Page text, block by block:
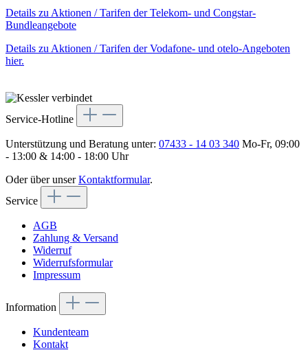
Details zu Aktionen / Tarifen der Telekom- und Congstar-
Bundleangebote
Details zu Aktionen / Tarifen der Vodafone- und otelo-Angeboten
hier.
Service-Hotline
Unterstützung und Beratung unter: 07433 - 14 03 340 Mo-Fr, 09:00
- 13:00 & 14:00 - 18:00 Uhr
Oder über unserKontaktformular.
Service
AGB
Zahlung & Versand
Widerruf
Widerrufsformular
Impressum
Information
Kundenteam
Kontakt